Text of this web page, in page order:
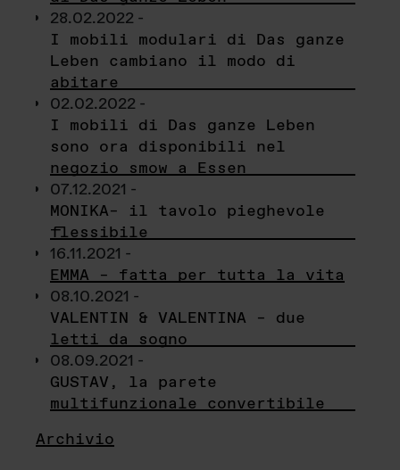
28.02.2022 -
I mobili modulari di Das ganze
Leben cambiano il modo di
abitare
02.02.2022 -
I mobili di Das ganze Leben
sono ora disponibili nel
negozio smow a Essen
07.12.2021 -
MONIKA– il tavolo pieghevole
flessibile
16.11.2021 -
EMMA – fatta per tutta la vita
08.10.2021 -
VALENTIN & VALENTINA – due
letti da sogno
08.09.2021 -
GUSTAV, la parete
multifunzionale convertibile
Archivio